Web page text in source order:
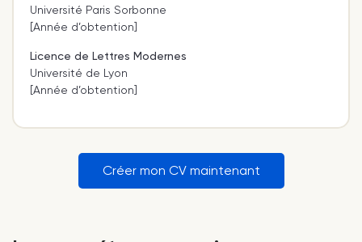
Université Paris Sorbonne
[Année d’obtention]
Licence de Lettres Modernes
Université de Lyon
[Année d’obtention]
Créer mon CV maintenant